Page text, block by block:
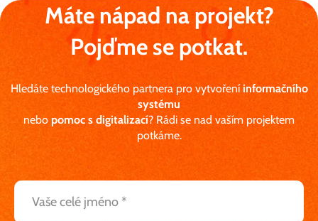
Máte nápad na projekt?
Pojďme se potkat.
Hledáte technologického partnera pro vytvoření informačního
systému
nebo pomoc s digitalizací? Rádi se nad vaším projektem
potkáme.